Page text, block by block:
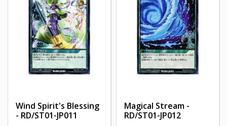
Wind Spirit's Blessing
- RD/ST01-JP011
Magical Stream -
RD/ST01-JP012